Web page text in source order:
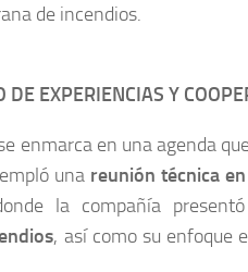
de incendios.
DE EXPERIENCIAS Y
enmarca en una agenda
una reunión técnica
la compañía
, así como su enfoque